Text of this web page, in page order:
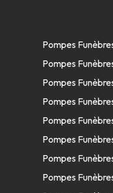
Rebillon -
Ouvert 09h-
25 Avenue Des
Consulter
Rebillon -
65 Avenue Victor
Pompes
Pompes
Pompes
Pompes
Pompes
Pompes
Pompes
Pompes